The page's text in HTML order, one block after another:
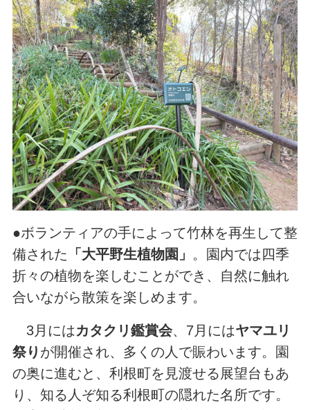
●ボランティアの手によって竹林を再生して整
備された 「大平野生植物園」 。園内では四季
折々の植物を楽しむことができ、自然に触れ
合いながら散策を楽しめます。
3月にはカタクリ鑑賞会、7月にはヤマユリ
祭り が開催され、多くの人で賑わいます。園
の奥に進むと、利根町を見渡せる展望台もあ
り、知る人ぞ知る利根町の隠れた名所です。